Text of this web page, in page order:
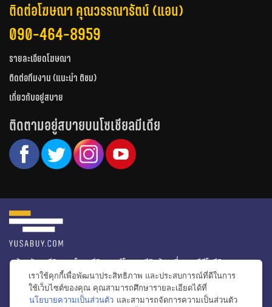
ติดต่อโฆษณา คุณวรรณารัตน์ (แอน)
090-464-8959
รายละเอียดโฆษณา
ติดต่อทีมงาน (แนะนำ ติชม)
เกี่ยวกับอยู่สบาย
ติดตามอยู่สบายบนโซเชียลมีเดีย
หน้าหลัก รีวิวคอนโด รีวิวทาวน์โฮม รีวิวบ้านเดี่ยว
วีดีโอรีวิว
ไอเดียแต่งบ้าน
ข่าวอสังหาริมทรัพย์
โปรโมชั่นบ้านและคอนโด
เราใช้คุกกี้เพื่อพัฒนาประสิทธิภาพ และประสบการณ์ที่ดีในการ
ใช้เว็บไซต์ของคุณ คุณสามารถศึกษารายละเอียดได้ที่
นโยบายความเป็นส่วนตัว และสามารถจัดการความเป็นส่วนตัว